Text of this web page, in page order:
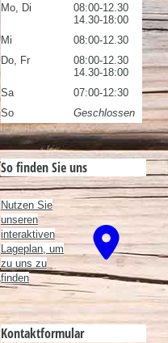
Mo, Di
08:00-12.30
14.30-18:00
Mi
08:00-12.30
Do, Fr
08:00-12.30
14.30-18:00
Sa
07:00-12:30
So
Geschlossen
So finden Sie uns
Nutzen Sie
unseren
interaktiven
La­ge­plan, um
zu uns zu
finden
Kontaktformular